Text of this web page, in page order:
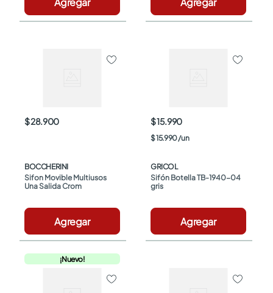
$ 28.900
BOCCHERINI
Sifon Movible Multiusos
Una Salida Crom
Agregar
$ 15.990
$15.990/un
GRICOL
Sifón Botella TB-1940-04
gris
Agregar
¡Nuevo!